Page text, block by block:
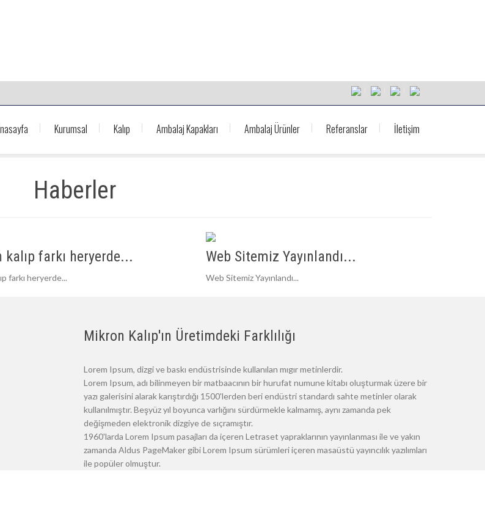
Kurumsal Kalıp Ambalaj Kapakları Ambalaj Ürünler Referanslar İletişim
Haberler
kalıp farkı heryerde...
farkı heryerde...
Web Sitemiz Yayınlandı...
Web Sitemiz Yayınlandı...
Mikron Kalıp'ın Üretimdeki Farklılığı
Lorem Ipsum, dizgi ve baskı endüstrisinde kullanılan mıgır metinlerdir.
Lorem Ipsum, adı bilinmeyen bir matbaacının bir hurufat numune kitabı oluşturmak üzere bir
yazı galerisini alarak karıştırdığı 1500'lerden beri endüstri standardı sahte metinler olarak
kullanılmıştır. Beşyüz yıl boyunca varlığını sürdürmekle kalmamış, aynı zamanda pek
değişmeden elektronik dizgiye de sıçramıştır.
1960'larda Lorem Ipsum pasajları da içeren Letraset yapraklarının yayınlanması ile ve yakın
zamanda Aldus PageMaker gibi Lorem Ipsum sürümleri içeren masaüstü yayıncılık yazılımları
ile popüler olmuştur.